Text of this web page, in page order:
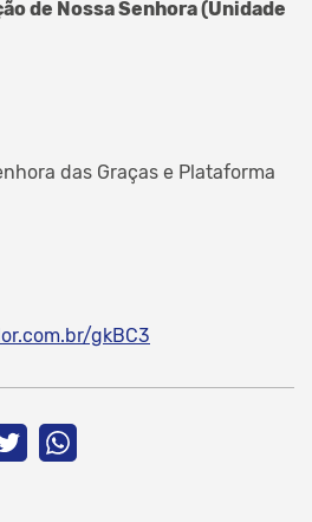
de Nossa Senhora (Unidade
das Graças e Plataforma
gkBC3